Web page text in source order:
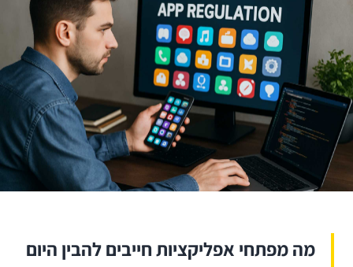
מה מפתחי אפליקציות חייבים להבין היום